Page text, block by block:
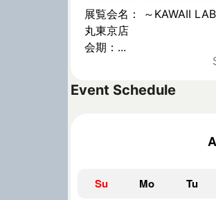
展覧会名： ～KAWAII
丸東京店
会期：...
Event Schedule
Su Mo Tu